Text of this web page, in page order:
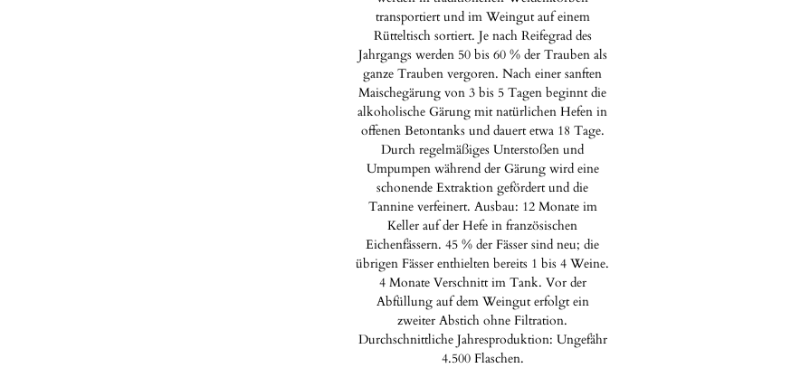
transportiert und im Weingut auf einem
Rütteltisch sortiert. Je nach Reifegrad des
Jahrgangs werden 50 bis 60 % der Trauben als
ganze Trauben vergoren. Nach einer sanften
Maischegärung von 3 bis 5 Tagen beginnt die
alkoholische Gärung mit natürlichen Hefen in
offenen Betontanks und dauert etwa 18 Tage.
Durch regelmäßiges Unterstoßen und
Umpumpen während der Gärung wird eine
schonende Extraktion gefördert und die
Tannine verfeinert. Ausbau: 12 Monate im
Keller auf der Hefe in französischen
Eichenfässern. 45 % der Fässer sind neu; die
übrigen Fässer enthielten bereits 1 bis 4 Weine.
4 Monate Verschnitt im Tank. Vor der
Abfüllung auf dem Weingut erfolgt ein
zweiter Abstich ohne Filtration.
Durchschnittliche Jahresproduktion: Ungefähr
4.500 Flaschen.